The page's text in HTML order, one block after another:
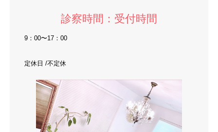
診察時間：受付時間
9：00〜17：00
定休日 /不定休